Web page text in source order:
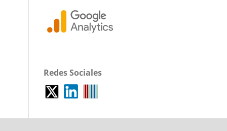
Redes Sociales